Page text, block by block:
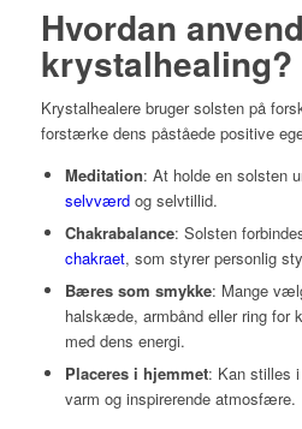
Hvordan
krystalhealing?
Krystalhealere bruger solsten på
forstærke dens påståede positive
Meditation: At holde en solsten
selvværdog selvtillid.
Chakrabalance: Solsten
chakraet, som styrer personlig
Bæres som smykke: Mange
halskæde, armbånd eller ring for
med dens energi.
Placeres i hjemmet: Kan stilles
varm og inspirerende atmosfære.